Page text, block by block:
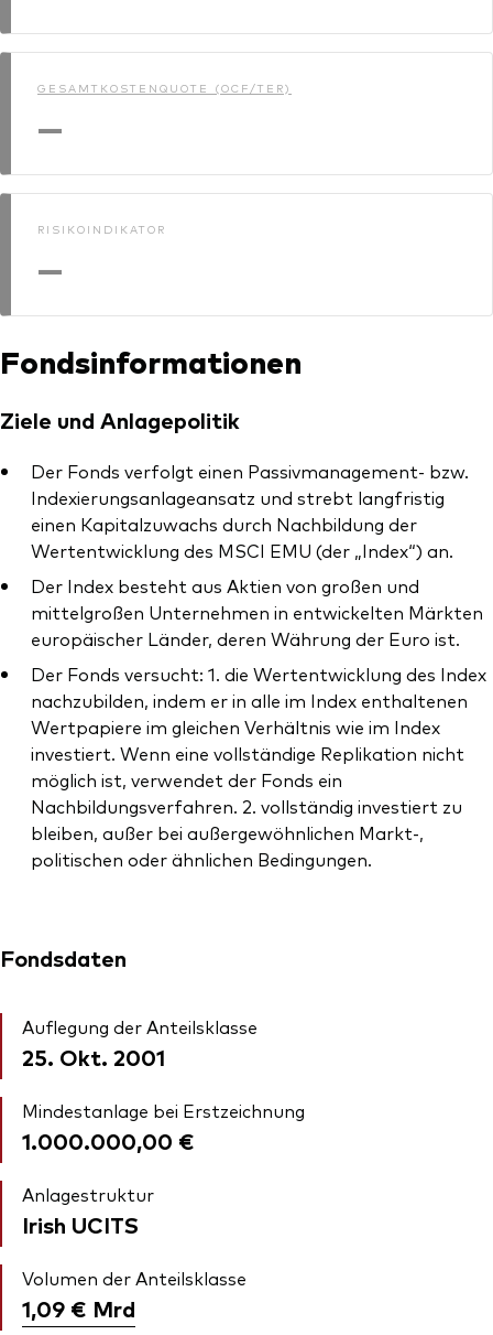
GESAMTKOSTENQUOTE (OCF/TER)
—
RISIKOINDIKATOR
—
Fondsinformationen
Ziele und Anlagepolitik
Der Fonds verfolgt einen Passivmanagement- bzw.
Indexierungsanlageansatz und strebt langfristig
einen Kapitalzuwachs durch Nachbildung der
Wertentwicklung des MSCI EMU (der „Index“) an.
Der Index besteht aus Aktien von großen und
mittelgroßen Unternehmen in entwickelten Märkten
europäischer Länder, deren Währung der Euro ist.
Der Fonds versucht: 1. die Wertentwicklung des Index
nachzubilden, indem er in alle im Index enthaltenen
Wertpapiere im gleichen Verhältnis wie im Index
investiert. Wenn eine vollständige Replikation nicht
möglich ist, verwendet der Fonds ein
Nachbildungsverfahren. 2. vollständig investiert zu
bleiben, außer bei außergewöhnlichen Markt-,
politischen oder ähnlichen Bedingungen.
Fondsdaten
Auflegung der Anteilsklasse
25. Okt. 2001
Mindestanlage bei Erstzeichnung
1.000.000,00 €
Anlagestruktur
Irish UCITS
Volumen der Anteilsklasse
1,09 € Mrd